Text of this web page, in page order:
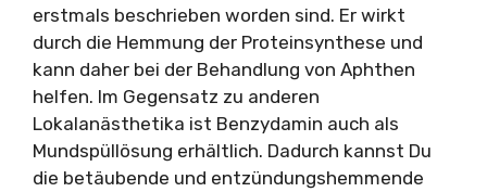
erstmals beschrieben worden sind. Er wirkt
durch die Hemmung der Proteinsynthese und
kann daher bei der Behandlung von Aphthen
helfen. Im Gegensatz zu anderen
Lokalanästhetika ist Benzydamin auch als
Mundspüllösung erhältlich. Dadurch kannst Du
die betäubende und entzündungshemmende